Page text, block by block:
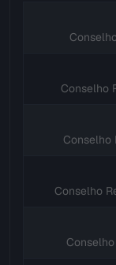
Conselho
Conselho
Conselho